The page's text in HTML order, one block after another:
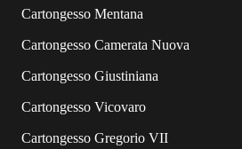
Cartongesso Mentana
Cartongesso Camerata Nuova
Cartongesso Giustiniana
Cartongesso Vicovaro
Cartongesso Gregorio VII